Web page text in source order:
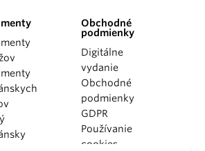
Obchodné
podmienky
Digitálne
vydanie
Obchodné
podmienky
GDPR
Používanie
cookies